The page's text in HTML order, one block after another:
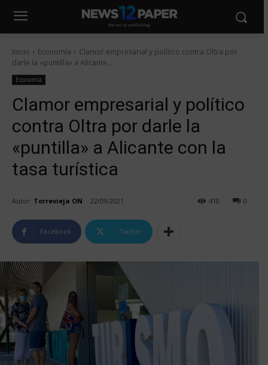
Inicio Economía
Clamor empresarial y político contra Oltra por
darle la «puntilla» a Alicante...
Economía
Clamor empresarial y político
contra Oltra por darle la
«puntilla» a Alicante con la
tasa turística
Autor: Torrevieja ON 22/09/2021 0
410
Facebook Twitter